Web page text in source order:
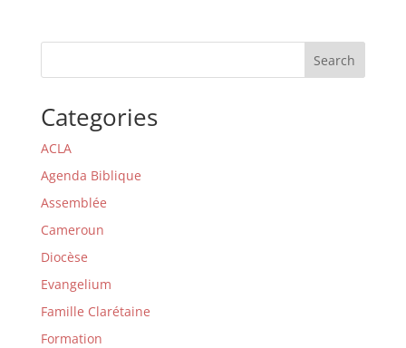
Search
Categories
ACLA
Agenda Biblique
Assemblée
Cameroun
Diocèse
Evangelium
Famille Clarétaine
Formation